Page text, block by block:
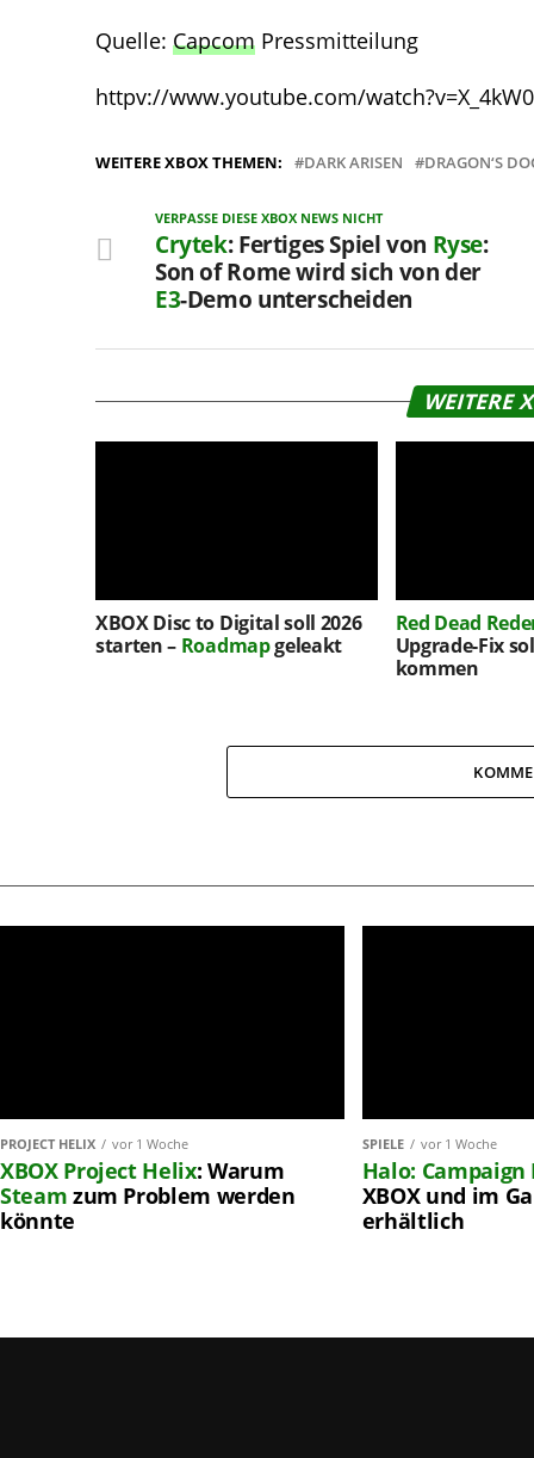
Quelle: Capcom Pressmitteilung
httpv://www.youtube.com/
WEITERE XBOX THEMEN: DARK ARISEN DRAGON‘S
VERPASSE DIESE XBOX NEWS NICHT
Crytek: Fertiges Spiel von Ryse:
Son of Rome wird sich von der
E3-Demo unterscheiden
WEITERE
XBOX Disc to Digital soll 2026
starten – Roadmapgeleakt
Red Dead
Upgrade-Fix
kommen
PROJECT HELIX vor 1 Woche
XBOX Project Helix: Warum
Steam zum Problem werden
könnte
SPIELE vor 1 Woche
Halo: Campaign
XBOX und im
erhältlich